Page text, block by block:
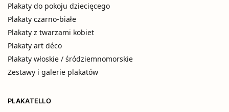
Plakaty do pokoju dziecięcego
Plakaty czarno-białe
Plakaty z twarzami kobiet
Plakaty art déco
Plakaty włoskie / śródziemnomorskie
Zestawy i galerie plakatów
PLAKATELLO